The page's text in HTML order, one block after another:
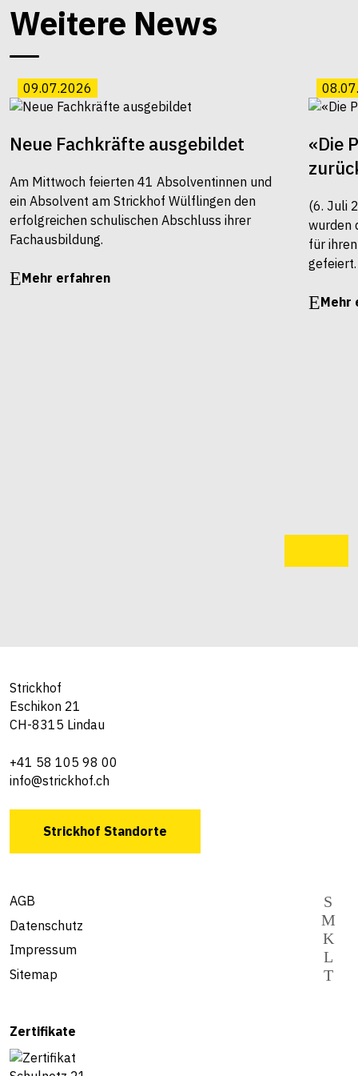
Weitere News
09.07.2026
Neue Fachkräfte ausgebildet
Am Mittwoch feierten 41 Absolventinnen und
ein Absolvent am Strickhof Wülflingen den
erfolgreichen schulischen Abschluss ihrer
Fachausbildung.
Mehr erfahren
«Die
(6. Juli
wurden
für
gefeiert.
Mehr
Strickhof
Eschikon 21
CH-8315 Lindau
+41 58 105 98 00
info@strickhof.ch
Strickhof Standorte
AGB
Datenschutz
Impressum
Sitemap
Zertifikate